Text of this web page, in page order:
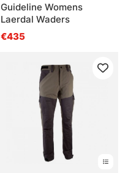
Guideline Womens
Laerdal Waders
€435